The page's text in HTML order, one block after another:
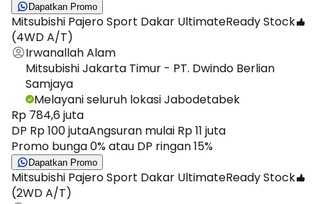
Dapatkan Promo
Mitsubishi Pajero Sport Dakar Ultimate
(4WD A/T)
Ready Stock
Irwanallah Alam
Mitsubishi Jakarta Timur - PT. Dwindo Berlian
Samjaya
Melayani seluruh lokasi Jabodetabek
Rp 784,6 juta
DP Rp 100 jutaAngsuran mulai Rp 11 juta
Promo bunga 0% atau DP ringan 15%
Dapatkan Promo
Mitsubishi Pajero Sport Dakar Ultimate
(2WD A/T)
Ready Stock